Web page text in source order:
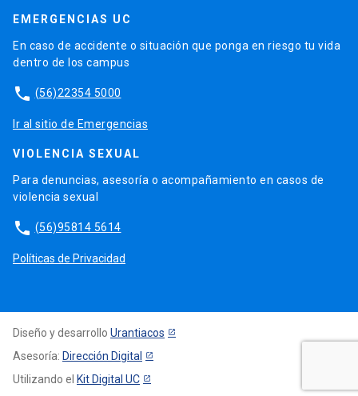
EMERGENCIAS UC
En caso de accidente o situación que ponga en riesgo tu vida
dentro de los campus
phone (56)22354 5000
Ir al sitio de Emergencias
VIOLENCIA SEXUAL
Para denuncias, asesoría o acompañamiento en casos de
violencia sexual
phone (56)95814 5614
Políticas de Privacidad
Diseño y desarrollo Urantiacos
Asesoría: Dirección Digital
Utilizando el Kit Digital UC